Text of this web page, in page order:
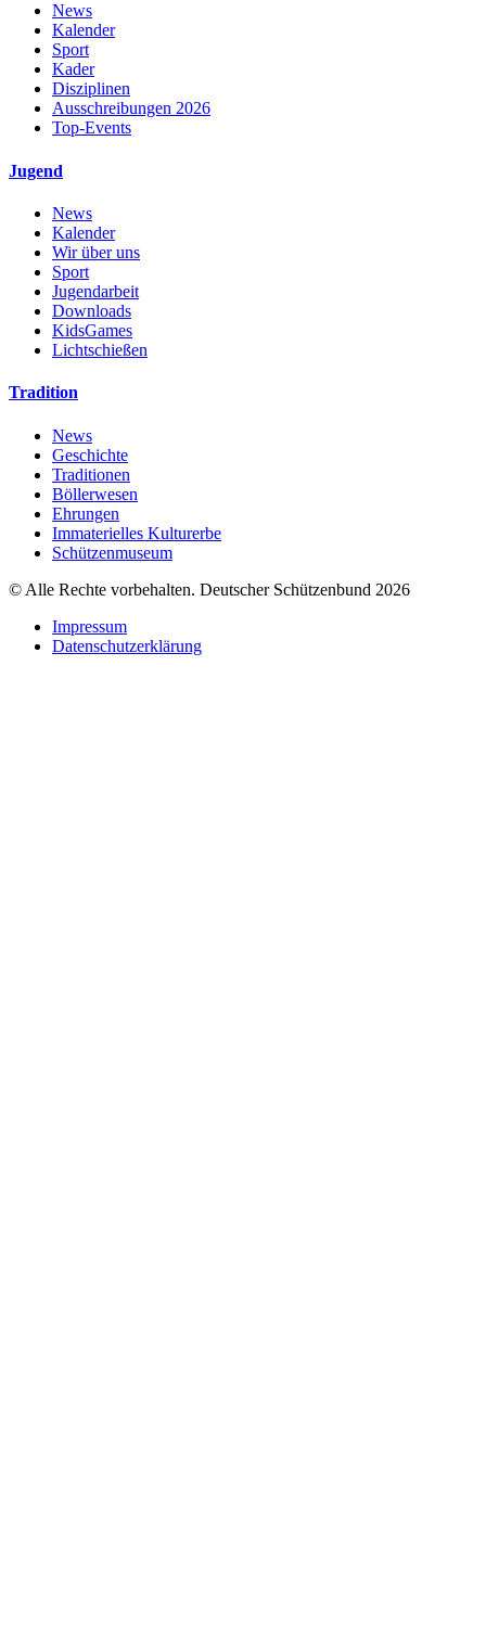
News
Kalender
Sport
Kader
Disziplinen
Ausschreibungen 2026
Top-Events
Jugend
News
Kalender
Wir über uns
Sport
Jugendarbeit
Downloads
KidsGames
Lichtschießen
Tradition
News
Geschichte
Traditionen
Böllerwesen
Ehrungen
Immaterielles Kulturerbe
Schützenmuseum
© Alle Rechte vorbehalten. Deutscher Schützenbund 2026
Impressum
Datenschutzerklärung